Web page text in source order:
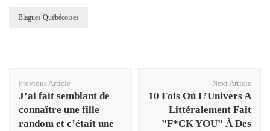
Blagues Québécoises
Navigation
Previous Article
J’ai fait semblant de
connaître une fille
random et c’était une
Next Article
10 Fois Où L’Univers A
Littéralement Fait
”F*CK YOU” À Des